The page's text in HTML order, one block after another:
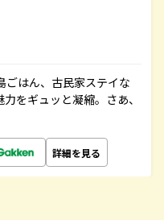
ごはん、古民家ステイな
をギュッと凝縮。さあ、
詳細を見る